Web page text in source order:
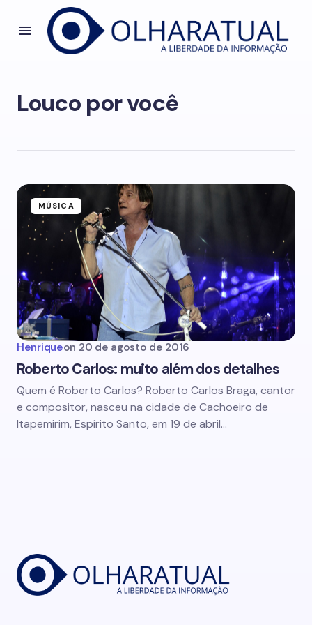
Louco por você
MÚSICA
Henriqueon 20 de agosto de 2016
Roberto Carlos: muito além dos detalhes
Quem é Roberto Carlos? Roberto Carlos Braga, cantor
e compositor, nasceu na cidade de Cachoeiro de
Itapemirim, Espírito Santo, em 19 de abril…